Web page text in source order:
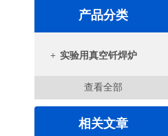
产品分类
+ 实验用真空钎焊炉
查看全部
相关文章